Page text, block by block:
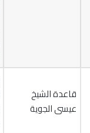
قاعدة الشيخ
عيسى الجوية